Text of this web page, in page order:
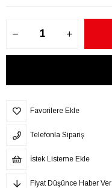
Favorilere Ekle
Telefonla Sipariş
İstek Listeme Ekle
Fiyat Düşünce Haber Ver